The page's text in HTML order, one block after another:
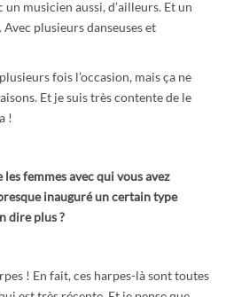
un musicien aussi, d’ailleurs. Et un
plusieurs danseuses et
fois l’occasion, mais ça ne
Et je suis très contente de le
!
femmes avec qui vous avez
inauguré un certain type
dire plus ?
! En fait, ces harpes-là sont toutes